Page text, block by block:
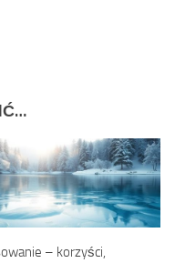
– korzyści,